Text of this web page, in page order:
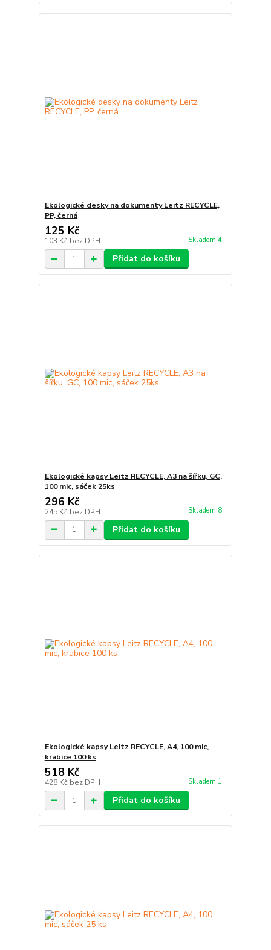
Ekologické desky na dokumenty Leitz RECYCLE,
PP, černá
125 Kč
103 Kč bez DPH Skladem 4
Přidat do košíku
Ekologické kapsy Leitz RECYCLE, A3 na šířku, GC,
100 mic, sáček 25ks
296 Kč
245 Kč bez DPH Skladem 8
Přidat do košíku
Ekologické kapsy Leitz RECYCLE, A4, 100 mic,
krabice 100 ks
518 Kč
428 Kč bez DPH Skladem 1
Přidat do košíku